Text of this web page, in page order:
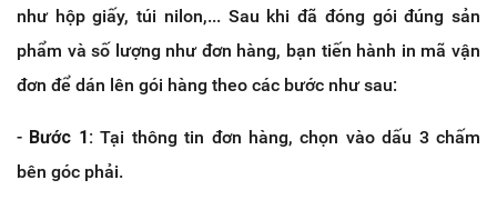
như hộp giấy, túi nilon,... Sau khi đã đóng gói đúng sản
phẩm và số lượng như đơn hàng, bạn tiến hành in mã vận
đơn để dán lên gói hàng theo các bước như sau:
- Bước 1:Tại thông tin đơn hàng, chọn vào dấu 3 chấm
bên góc phải.